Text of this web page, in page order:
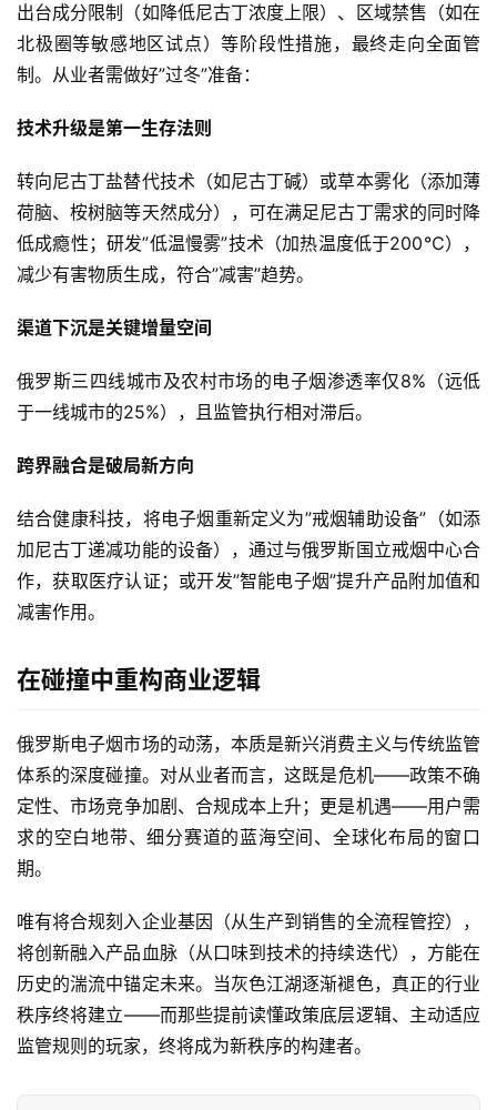
出台成分限制（如降低尼古丁浓度上限）、区域禁售（如在
北极圈等敏感地区试点）等阶段性措施，最终走向全面管
制。从业者需做好”过冬”准备：
技术升级是第一生存法则
转向尼古丁盐替代技术（如尼古丁碱）或草本雾化（添加薄
荷脑、桉树脑等天然成分），可在满足尼古丁需求的同时降
低成瘾性；研发”低温慢雾”技术（加热温度低于200℃），
减少有害物质生成，符合”减害”趋势。
渠道下沉是关键增量空间
俄罗斯三四线城市及农村市场的电子烟渗透率仅8%（远低
于一线城市的25%），且监管执行相对滞后。
跨界融合是破局新方向
结合健康科技，将电子烟重新定义为”戒烟辅助设备”（如添
加尼古丁递减功能的设备），通过与俄罗斯国立戒烟中心合
作，获取医疗认证；或开发”智能电子烟”提升产品附加值和
减害作用。
在碰撞中重构商业逻辑
俄罗斯电子烟市场的动荡，本质是新兴消费主义与传统监管
体系的深度碰撞。对从业者而言，这既是危机——政策不确
定性、市场竞争加剧、合规成本上升；更是机遇——用户需
求的空白地带、细分赛道的蓝海空间、全球化布局的窗口
期。
唯有将合规刻入企业基因（从生产到销售的全流程管控），
将创新融入产品血脉（从口味到技术的持续迭代），方能在
历史的湍流中锚定未来。当灰色江湖逐渐褪色，真正的行业
秩序终将建立——而那些提前读懂政策底层逻辑、主动适应
监管规则的玩家，终将成为新秩序的构建者。